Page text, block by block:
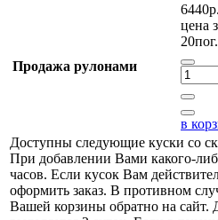
Продажа рулонами
6440р.
цена
в
Доступны следующие куски со
При добавлении Вами какого-
часов. Если кусок Вам
оформить заказ. В противном
Вашей корзины обратно на сайт.